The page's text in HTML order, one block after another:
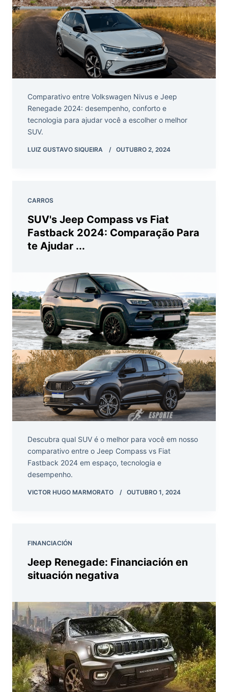
Comparativo entre Volkswagen Nivus e Jeep
Renegade 2024: desempenho, conforto e
tecnologia para ajudar você a escolher o melhor
SUV.
LUIZ GUSTAVO SIQUEIRA OUTUBRO 2, 2024
CARROS
SUV's Jeep Compass vs Fiat
Fastback 2024: Comparação Para
te Ajudar ...
Descubra qual SUV é o melhor para você em nosso
comparativo entre o Jeep Compass vs Fiat
Fastback 2024 em espaço, tecnologia e
desempenho.
VICTOR HUGO MARMORATO OUTUBRO 1, 2024
FINANCIACIÓN
Jeep Renegade: Financiación en
situación negativa